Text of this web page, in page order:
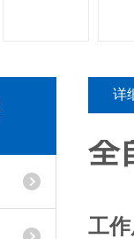
详
全
工